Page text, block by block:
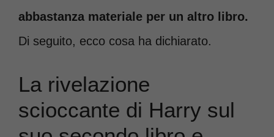
abbastanza materiale per un altro libro.
Di seguito, ecco cosa ha dichiarato.
La rivelazione
scioccante di Harry sul